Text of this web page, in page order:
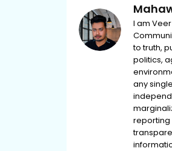
I am
to truth,
politics,
any
reporting